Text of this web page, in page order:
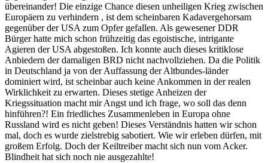
übereinander! Die einzige Chance diesen unheiligen Krieg zwischen
Europäern zu verhindern , ist dem scheinbaren Kadavergehorsam
gegenüber der USA zum Opfer gefallen. Als gewesener DDR
Bürger hatte mich schon frühzeitig das egoistische, intrigante
Agieren der USA abgestoßen. Ich konnte auch dieses kritiklose
Anbiedern der damaligen BRD nicht nachvollziehen. Da die Politik
in Deutschland ja von der Auffassung der Altbundes-länder
dominiert wird, ist scheinbar auch keine Ankommen in der realen
Wirklichkeit zu erwarten. Dieses stetige Anheizen der
Kriegssituation macht mir Angst und ich frage, wo soll das denn
hinführen?! Ein friedliches Zusammenleben in Europa ohne
Russland wird es nicht geben! Dieses Verständnis hatten wir schon
mal, doch es wurde zielstrebig sabotiert. Wie wir erleben dürfen, mit
großem Erfolg. Doch der Keiltreiber macht sich nun vom Acker.
Blindheit hat sich noch nie ausgezahlte!